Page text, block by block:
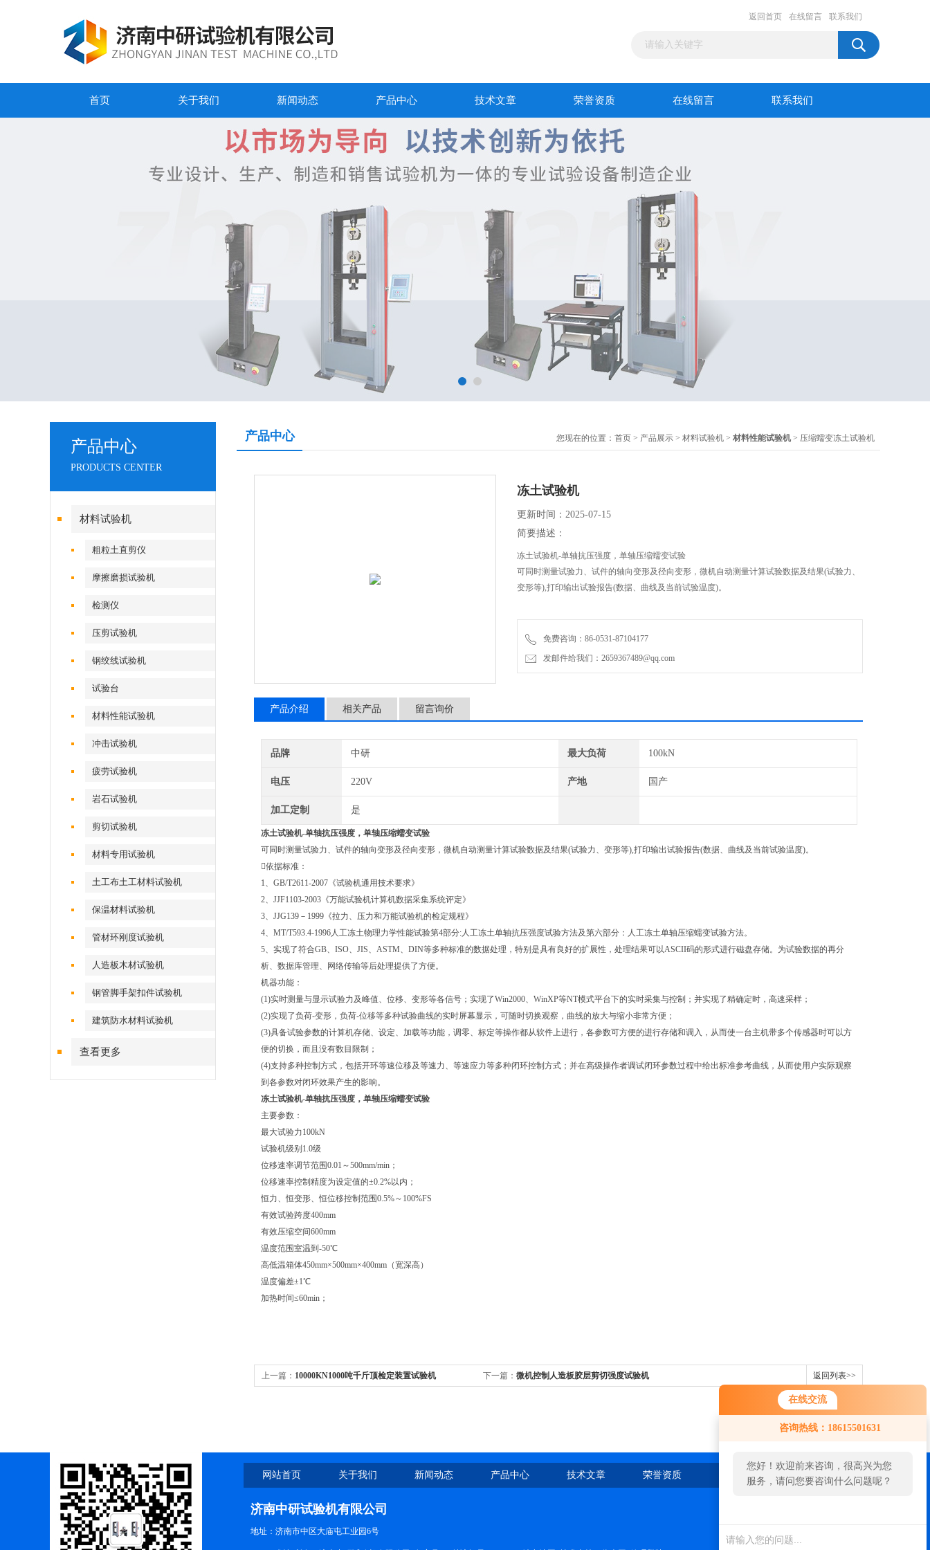
在线交流
咨询热线：18615501631
您好！欢迎前来咨询，很高兴为您
服务，请问您要咨询什么问题呢？
返回首页 在线留言 联系我们
首页 关于我们 新闻动态 产品中心 技术文章 荣誉资质 在线留言 联系我们
产品中心
PRODUCTS CENTER
材料试验机
粗粒土直剪仪
摩擦磨损试验机
检测仪
压剪试验机
钢绞线试验机
试验台
材料性能试验机
冲击试验机
疲劳试验机
岩石试验机
剪切试验机
材料专用试验机
土工布土工材料试验机
保温材料试验机
管材环刚度试验机
人造板木材试验机
钢管脚手架扣件试验机
建筑防水材料试验机
查看更多
产品中心 您现在的位置： 首页 > 产品展示 > 材料试验机 > 材料性能试验机 > 压缩蠕变冻土试验机
冻土试验机
更新时间：2025-07-15
简要描述：
冻土试验机-单轴抗压强度，单轴压缩蠕变试验
可同时测量试验力、试件的轴向变形及径向变形，微机自动测量计算试验数据及结果(试验力、
变形等),打印输出试验报告(数据、曲线及当前试验温度)。
免费咨询：86-0531-87104177
发邮件给我们：2659367489@qq.com
产品介绍 相关产品 留言询价
品牌 中研 最大负荷 100kN
电压 220V 产地 国产
加工定制 是
冻土试验机-单轴抗压强度，单轴压缩蠕变试验
可同时测量试验力、试件的轴向变形及径向变形，微机自动测量计算试验数据及结果(试验力、变形等),打印输出试验报告(数据、曲线及当前试验温度)。
依据标准：
1、GB/T2611-2007《试验机通用技术要求》
2、JJF1103-2003《万能试验机计算机数据采集系统评定》
3、JJG139－1999《拉力、压力和万能试验机的检定规程》
4、MT/T593.4-1996人工冻土物理力学性能试验第4部分:人工冻土单轴抗压强度试验方法及第六部分：人工冻土单轴压缩蠕变试验方法。
5、实现了符合GB、ISO、JIS、ASTM、DIN等多种标准的数据处理，特别是具有良好的扩展性，处理结果可以ASCII码的形式进行磁盘存储。为试验数据的再分
析、数据库管理、网络传输等后处理提供了方便。
机器功能：
(1)实时测量与显示试验力及峰值、位移、变形等各信号；实现了Win2000、WinXP等NT模式平台下的实时采集与控制；并实现了精确定时，高速采样；
(2)实现了负荷-变形，负荷-位移等多种试验曲线的实时屏幕显示，可随时切换观察，曲线的放大与缩小非常方便；
(3)具备试验参数的计算机存储、设定、加载等功能，调零、标定等操作都从软件上进行，各参数可方便的进行存储和调入，从而使一台主机带多个传感器时可以方
便的切换，而且没有数目限制；
(4)支持多种控制方式，包括开环等速位移及等速力、等速应力等多种闭环控制方式；并在高级操作者调试闭环参数过程中给出标准参考曲线，从而使用户实际观察
到各参数对闭环效果产生的影响。
冻土试验机-单轴抗压强度，单轴压缩蠕变试验
主要参数：
最大试验力100kN
试验机级别 1.0级
位移速率调节范围0.01～500mm/min；
位移速率控制精度为设定值的±0.2%以内；
恒力、恒变形、恒位移控制范围0.5%～100%FS
有效试验跨度400mm
有效压缩空间600mm
温度范围室温到-50℃
高低温箱体450mm×500mm×400mm（宽深高）
温度偏差±1℃
加热时间≤60min；
上一篇： 10000KN1000吨千斤顶检定装置试验机 下一篇： 微机控制人造板胶层剪切强度试验机 返回列表>>
网站首页 关于我们 新闻动态 产品中心 技术文章 荣誉资质 在线留言 联系我们
济南中研试验机有限公司
地址：济南市中区大庙屯工业园6号